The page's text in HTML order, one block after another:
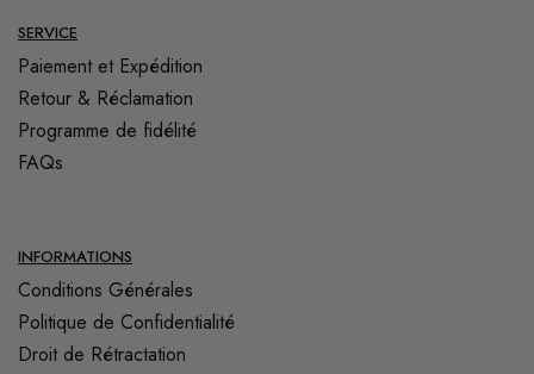
SERVICE
Paiement et Expédition
Retour & Réclamation
Programme de fidélité
FAQs
INFORMATIONS
Conditions Générales
Politique de Confidentialité
Droit de Rétractation